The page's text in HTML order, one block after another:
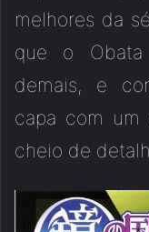
melhores da
que o Obata
demais, e
capa com um
cheio de